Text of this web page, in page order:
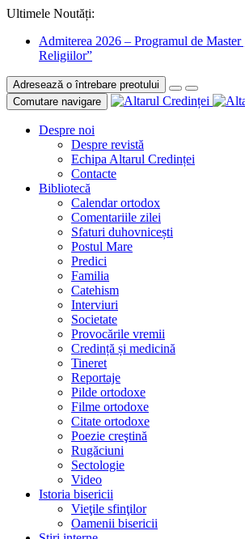
Ultimele Noutăți:
Admiterea 2026 – Programul de Master
Religiilor”
Adresează o întrebare preotului
Comutare navigare
Despre noi
Despre revistă
Echipa Altarul Credinței
Contacte
Bibliotecă
Calendar ortodox
Comentariile zilei
Sfaturi duhovnicești
Postul Mare
Predici
Familia
Catehism
Interviuri
Societate
Provocările vremii
Credință și medicină
Tineret
Reportaje
Pilde ortodoxe
Filme ortodoxe
Citate ortodoxe
Poezie creştină
Rugăciuni
Sectologie
Video
Istoria bisericii
Vieţile sfinţilor
Oamenii bisericii